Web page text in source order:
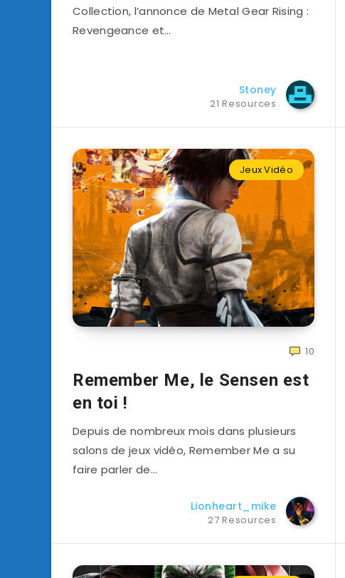
Collection, l’annonce de Metal Gear Rising :
Revengeance et…
Stoney
21 Resources
Jeux Vidéo
10
Remember Me, le Sensen est
en toi !
Depuis de nombreux mois dans plusieurs
salons de jeux vidéo, Remember Me a su
faire parler de…
Lionheart_mike
27 Resources